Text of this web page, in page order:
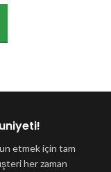
etmek için tam
her zaman